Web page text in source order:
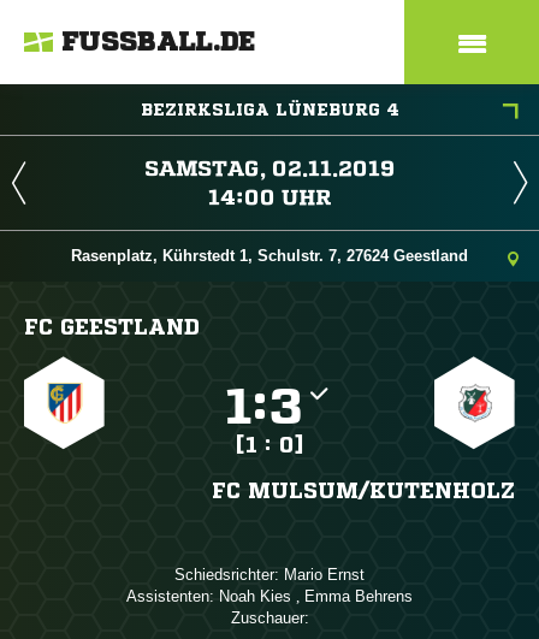
FUSSBALL.DE
BEZIRKSLIGA LÜNEBURG 4
 
 
Rasenplatz, Kührstedt 1, Schulstr. 7, 27624 Geestland
FC GEESTLAND
:
[1 : 0]
FC MULSUM/​KUTENHOLZ
Schiedsrichter:  
Assistenten:   ,  
Zuschauer: